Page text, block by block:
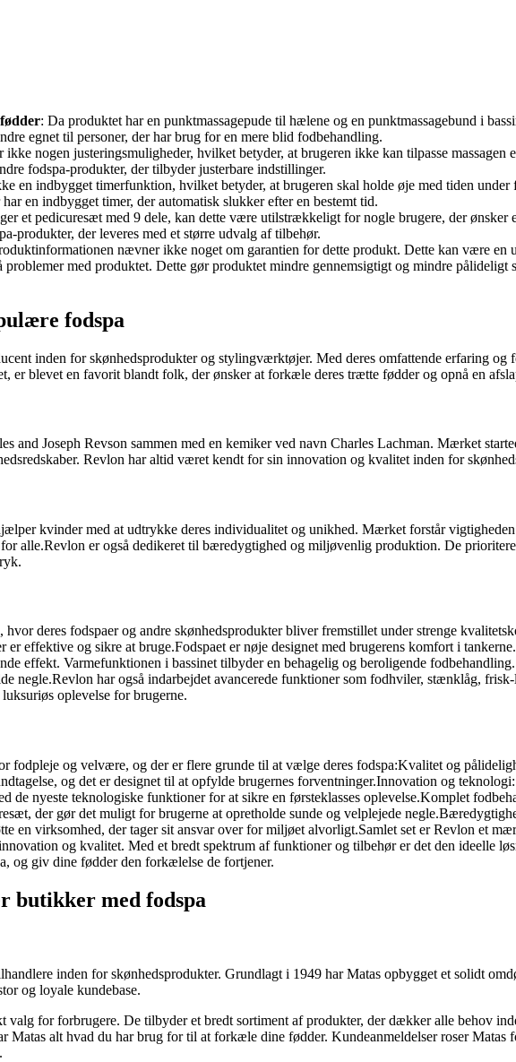
: Da produktet har en punktmassagepude til hælene og en punktmassagebund i
egnet til personer, der har brug for en mere blid fodbehandling.
ikke nogen justeringsmuligheder, hvilket betyder, at brugeren ikke kan tilpasse
fodspa-produkter, der tilbyder justerbare indstillinger.
en indbygget timerfunktion, hvilket betyder, at brugeren skal holde øje med tiden
en indbygget timer, der automatisk slukker efter en bestemt tid.
et pedicuresæt med 9 dele, kan dette være utilstrækkeligt for nogle brugere, der
produkter, der leveres med et større udvalg af tilbehør.
nævner ikke noget om garantien for dette produkt. Dette kan være
med produktet. Dette gør produktet mindre gennemsigtigt og mindre
fodspa
inden for skønhedsprodukter og stylingværktøjer. Med deres omfattende erfaring
er blevet en favorit blandt folk, der ønsker at forkæle deres trætte fødder og opnå en
and Joseph Revson sammen med en kemiker ved navn Charles Lachman. Mærket
Revlon har altid været kendt for sin innovation og kvalitet inden for
kvinder med at udtrykke deres individualitet og unikhed. Mærket forstår
alle.Revlon er også dedikeret til bæredygtighed og miljøvenlig produktion. De
deres fodspaer og andre skønhedsprodukter bliver fremstillet under strenge
effektive og sikre at bruge.Fodspaet er nøje designet med brugerens komfort i
effekt. Varmefunktionen i bassinet tilbyder en behagelig og beroligende
negle.Revlon har også indarbejdet avancerede funktioner som fodhviler, stænklåg,
oplevelse for brugerne.
fodpleje og velvære, og der er flere grunde til at vælge deres fodspa:Kvalitet og
og det er designet til at opfylde brugernes forventninger.Innovation og
de nyeste teknologiske funktioner for at sikre en førsteklasses oplevelse.Komplet
der gør det muligt for brugerne at opretholde sunde og velplejede
en virksomhed, der tager sit ansvar over for miljøet alvorligt.Samlet set er Revlon et
og kvalitet. Med et bredt spektrum af funktioner og tilbehør er det den ideelle
og giv dine fødder den forkælelse de fortjener.
butikker med fodspa
inden for skønhedsprodukter. Grundlagt i 1949 har Matas opbygget et solidt
og loyale kundebase.
valg for forbrugere. De tilbyder et bredt sortiment af produkter, der dækker alle behov
Matas alt hvad du har brug for til at forkæle dine fødder. Kundeanmeldelser roser